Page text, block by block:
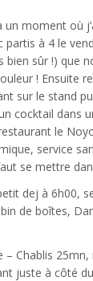
moment où
à 4 le
bien sûr !) que
! Ensuite
sur le stand
cocktail dans
le
service
se mettre
dej à 6h00,
de boîtes,
Chablis
juste à côté